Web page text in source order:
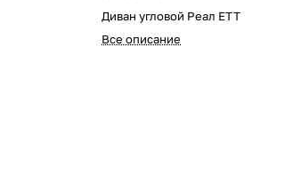
Диван угловой Реал ЕТТ
Все описание